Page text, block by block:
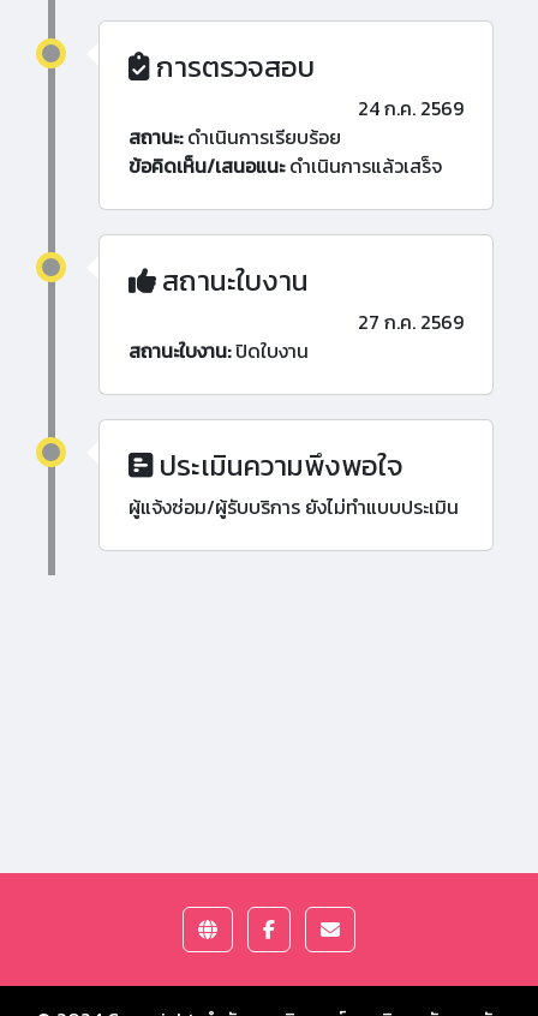
การตรวจสอบ
24 ก.ค. 2569
สถานะ:ดำเนินการเรียบร้อย
ข้อคิดเห็น/เสนอแนะดำเนินการแล้วเสร็จ
สถานะใบงาน
27 ก.ค. 2569
สถานะใบงาน:ปิดใบงาน
ประเมินความพึงพอใจ
ผู้แจ้งซ่อม/ผู้รับบริการ ยังไม่ทำแบบประเมิน